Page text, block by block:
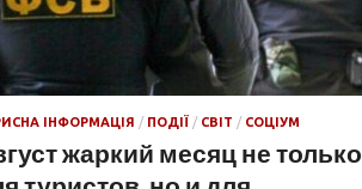
ІНФОРМАЦІЯ / ПОДІЇ / СВІТ / СОЦІУМ
жаркий месяц не только